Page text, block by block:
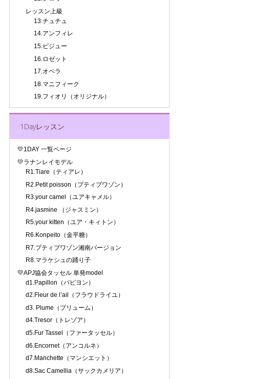
レッスン上級
13.チュチュ
14.アンフィレ
15.ビジュー
16.ロゼット
17.オペラ
18.マニフィーク
19.フィオリ（オリジナル）
1Dayレッスン
💛1DAY 一覧ページ
💛ラナンレイモデル
R1.Tiare（ティアレ）
R2.Petit poisson（プティプワゾン）
R3.your camel（ユアキャメル）
R4.jasmine （ジャスミン）
R5.your kitten（ユア・キィトン）
R6.Konpeito（金平糖）
R7.プティプワゾン湘南バージョン
R8.マラケシュの踊り子
💛APJ協会タッセル 単発model
d1.Papillon（パピヨン）
d2.Fleur de l’ail（フラウドライユ）
d3. Plume（プリューム）
d4.Tresor（トレゾア）
d5.Fur Tassel（ファータッセル）
d6.Encornet（アンコルネ）
d7.Manchette（マンシエット）
d8.Sac Camellia（サックカメリア）